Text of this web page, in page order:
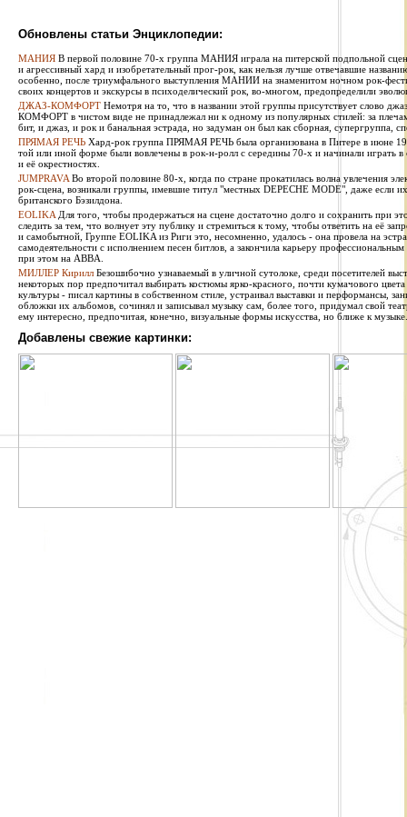
Обновлены статьи Энциклопедии:
МАНИЯ В первой половине 70-х группа МАНИЯ играла на питерской подпольной
и агрессивный хард и изобретательный прог-рок, как нельзя лучше отвечавшие
особенно, после триумфального выступления МАНИИ на знаменитом ночном рок-
своих концертов и экскурсы в психоделический рок, во-многом, предопределили
ДЖАЗ-КОМФОРТ Немотря на то, что в названии этой группы присутствует слово
КОМФОРТ в чистом виде не принадлежал ни к одному из популярных стилей: за
бит, и джаз, и рок и банальная эстрада, но задуман он был как сборная, супергруппа,
ПРЯМАЯ РЕЧЬ Хард-рок группа ПРЯМАЯ РЕЧЬ была организована в Питере в июне
той или иной форме были вовлечены в рок-н-ролл с середины 70-х и начинали играть
и её окрестностях.
JUMPRAVA Во второй половине 80-х, когда по стране прокатилась волна увлечения
рок-сцена, возникали группы, имевшие титул "местных DEPECHE MODE", даже если
британского Бэзилдона.
EOLIKA Для того, чтобы продержаться на сцене достаточно долго и сохранить при
следить за тем, что волнует эту публику и стремиться к тому, чтобы ответить на её
и самобытной, Группе EOLIKA из Риги это, несомненно, удалось - она провела на
самодеятельности с исполнением песен битлов, а закончила карьеру
при этом на ABBA.
МИЛЛЕР Кирилл Безошибочно узнаваемый в уличной сутолоке, среди посетителей
некоторых пор предпочитал выбирать костюмы ярко-красного, почти кумачового
культуры - писал картины в собственном стиле, устраивал выставки и перформансы,
обложки их альбомов, сочинял и записывал музыку сам, более того, придумал свой
ему интересно, предпочитая, конечно, визуальные формы искусства, но ближе к музыке.
Добавлены свежие картинки: